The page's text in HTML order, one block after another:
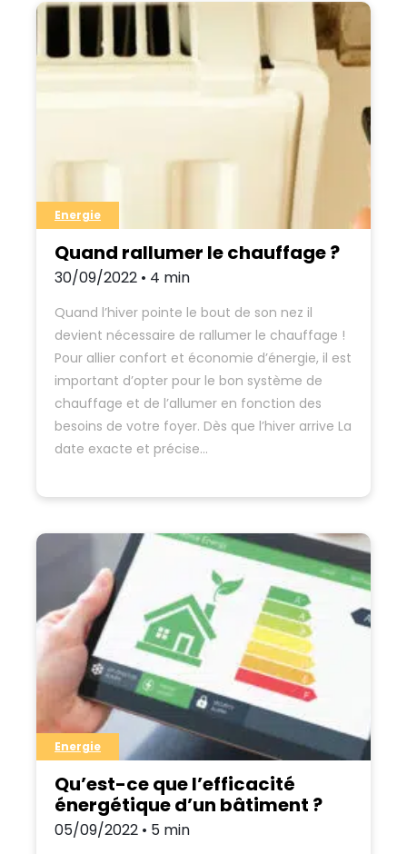
Quand rallumer le chauffage ?
Energie
30/09/2022 • 4 min
Quand l’hiver pointe le bout de son nez il
devient nécessaire de rallumer le chauffage !
Pour allier confort et économie d’énergie, il est
important d’opter pour le bon système de
chauffage et de l’allumer en fonction des
besoins de votre foyer. Dès que l’hiver arrive La
date exacte et précise…
Qu’est-ce que l’efficacité
énergétique d’un bâtiment ?
Energie
05/09/2022 • 5 min